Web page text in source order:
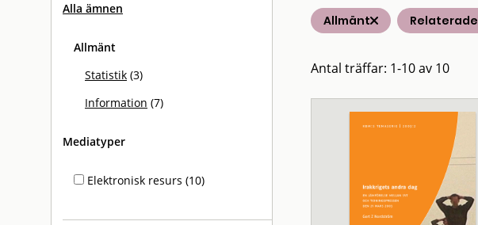
Alla ämnen
Allmänt
Statistik (3)
Information (7)
Mediatyper
Elektronisk resurs (10)
Allmänt Relaterade
Antal träffar: 1-10 av 10